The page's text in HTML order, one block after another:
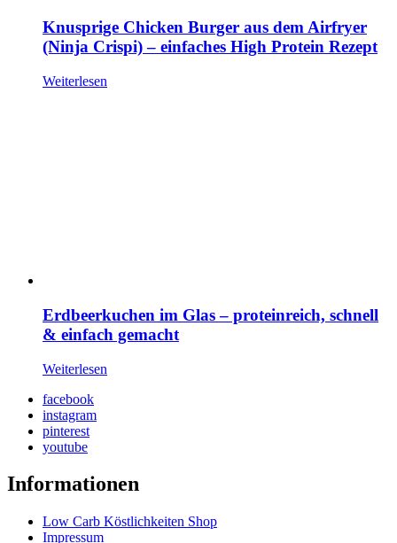
Knusprige Chicken Burger aus dem Airfryer
(Ninja Crispi) – einfaches High Protein Rezept
Weiterlesen
Erdbeerkuchen im Glas – proteinreich, schnell
& einfach gemacht
Weiterlesen
facebook
instagram
pinterest
youtube
Informationen
Low Carb Köstlichkeiten Shop
Impressum